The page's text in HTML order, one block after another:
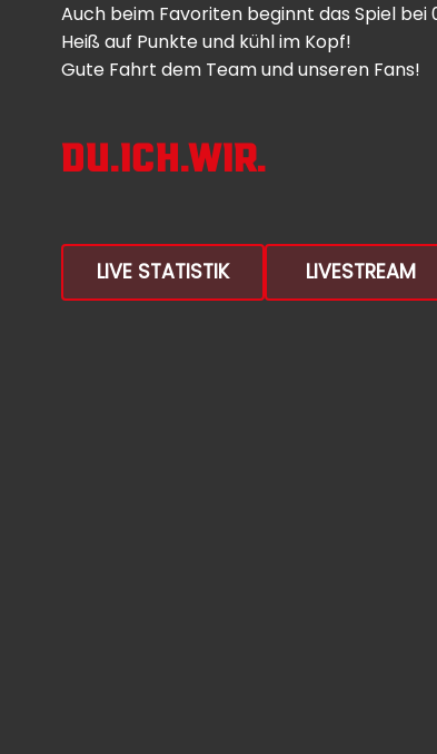
Auch beim Favoriten beginnt das Spiel bei
Heiß auf Punkte und kühl im Kopf!
Gute Fahrt dem Team und unseren Fans!
DU.ICH.WIR.
LIVE STATISTIK LIVESTREAM